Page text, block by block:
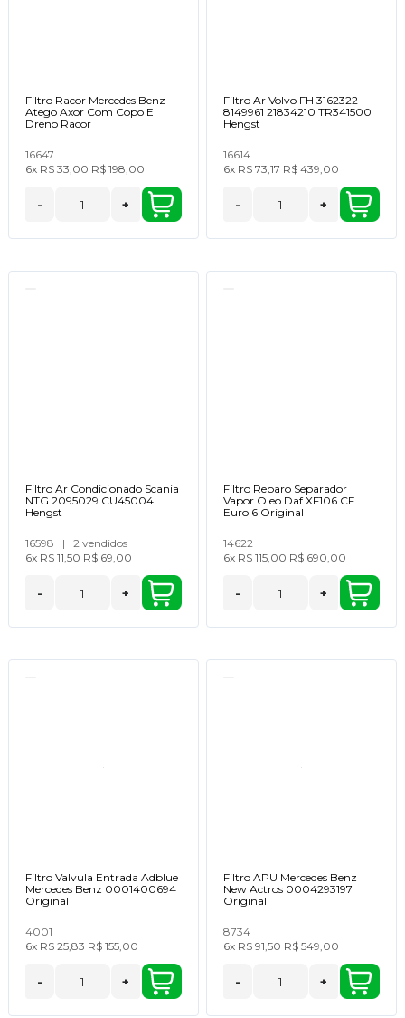
Filtro Racor Mercedes Benz
Atego Axor Com Copo E
Dreno Racor
16647
6x R$ 33,00 R$ 198,00
- +
Filtro Ar Volvo FH 3162322
8149961 21834210 TR341500
Hengst
16614
6x R$ 73,17 R$ 439,00
- +
Filtro Ar Condicionado Scania
NTG 2095029 CU45004
Hengst
16598 |
2 vendidos
6x R$ 11,50 R$ 69,00
- +
Filtro Reparo Separador
Vapor Oleo Daf XF106 CF
Euro 6 Original
14622
6x R$ 115,00 R$ 690,00
- +
Filtro Valvula Entrada Adblue
Mercedes Benz 0001400694
Original
4001
6x R$ 25,83 R$ 155,00
- +
Filtro APU Mercedes Benz
New Actros 0004293197
Original
8734
6x R$ 91,50 R$ 549,00
- +